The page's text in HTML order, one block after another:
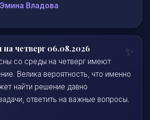
Эмина Владова
четверг 06.08.2026
со среды на четверг имеют
Велика вероятность, что именно
найти решение давно
ответить на важные вопросы.